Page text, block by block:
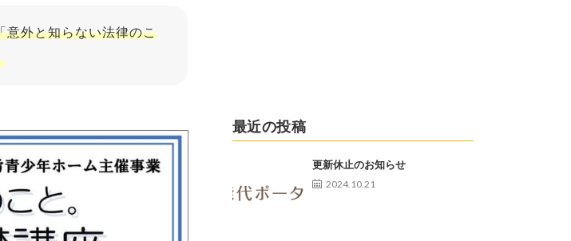
意外と知らない法律のこ
最近の投稿
更新休止のお知らせ
2024.10.21